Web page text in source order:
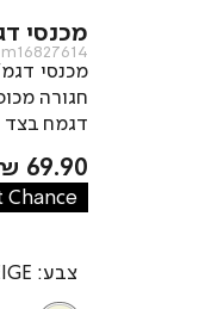
מכנסי
m16827614
מכנסי
חגורה
דגמח בצד
מחיר
מוצר
69.90 ₪
Chance
צבע